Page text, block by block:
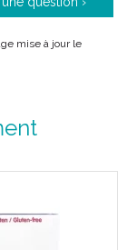
mise à jour le